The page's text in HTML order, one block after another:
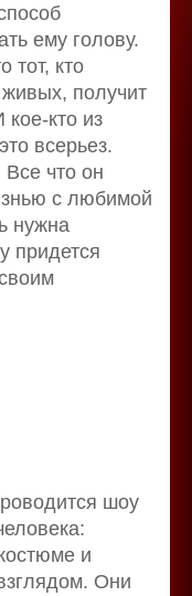
ему голову.
тот, кто
получит
кто из
всерьез.
что он
с любимой
нужна
придется
шоу
и
Они